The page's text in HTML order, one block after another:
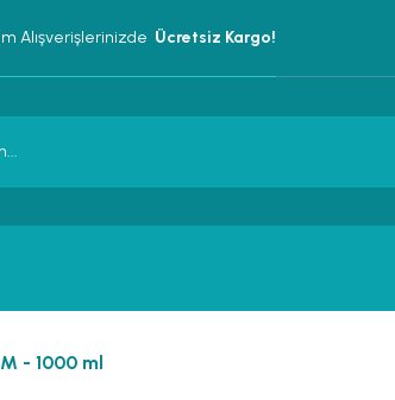
Alışverişlerinizde Ücretsiz Kargo!
- 1000 ml